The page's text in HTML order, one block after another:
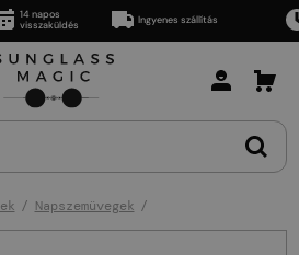
14 napos
visszaküldés
Ingyenes szállítás
Napszemüvegek